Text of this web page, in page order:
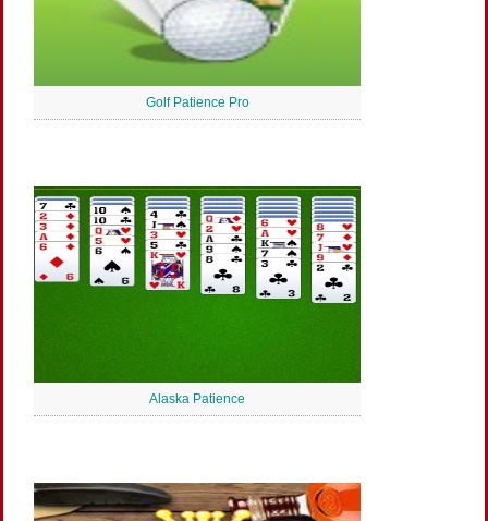
Golf Patience Pro
Alaska Patience